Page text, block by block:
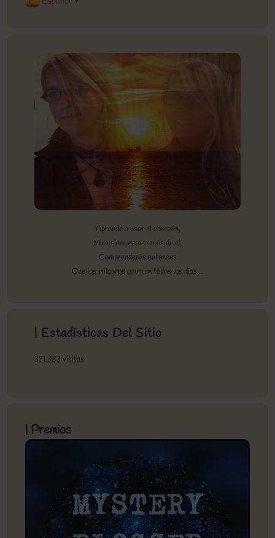
▼
Aprende a usar el corazón,
Mira siempre a través de el,
Comprenderás entonces
Que los milagros ocurren todos los días…
| Estadísticas Del Sitio
331.383 visitas
| Premios